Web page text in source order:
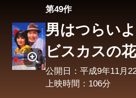
第49作
男はつらい
ビスカスの
公開日：平成9年11月
上映時間：106分